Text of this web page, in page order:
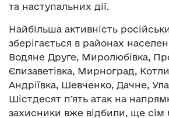
та наступальних дії.
Найбільша активність
зберігається в районах
Водяне Друге, Миролюбівка,
Єлизаветівка, Мирноград,
Андріївка, Шевченко, Дачне,
Шістдесят п’ять атак на
захисники вже відбили, ще сім